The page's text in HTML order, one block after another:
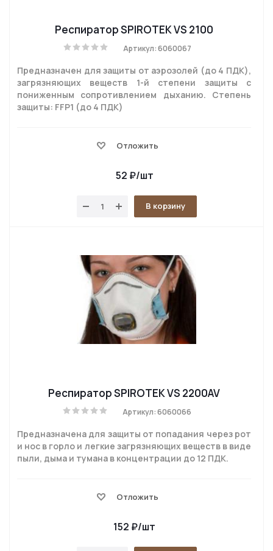
Респиратор SPIROTEK VS 2100
Артикул: 6060067
Предназначен для защиты от аэрозолей (до 4 ПДК),
загрязняющих веществ 1-й степени защиты с
пониженным сопротивлением дыханию. Степень
защиты: FFP1 (до 4 ПДК)
Отложить
52 ₽/шт
В корзину
Респиратор SPIROTEK VS 2200AV
Артикул: 6060066
Предназначена для защиты от попадания через рот
и нос в горло и легкие загрязняющих веществ в виде
пыли, дыма и тумана в концентрации до 12 ПДК.
Отложить
152 ₽/шт